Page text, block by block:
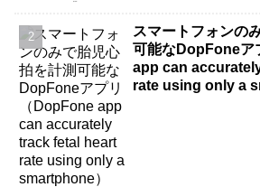
スマートフォンの
可能なDopFoneア
app can
rate using only a